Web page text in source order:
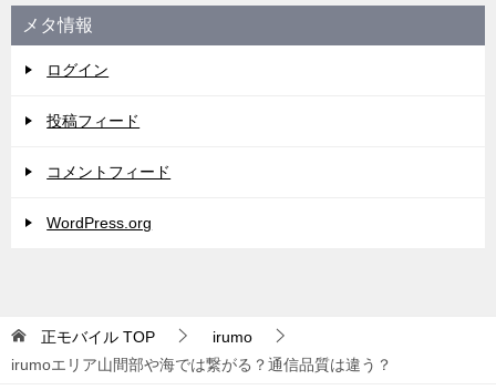
メタ情報
ログイン
投稿フィード
コメントフィード
WordPress.org
正モバイル TOP
irumo
irumoエリア山間部や海では繋がる？通信品質は違う？